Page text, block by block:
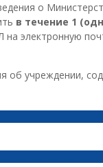
о
в течение 1
на электронную
об учреждении,